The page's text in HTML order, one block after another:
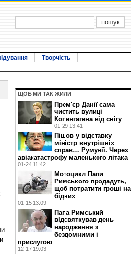
Творчість
ЩОБ МИ ТАК ЖИЛИ
Прем'єр Данії сама
чистить вулиці
Копенгагена від снігу
01-29 13:41
Пішов у відставку
міністр внутрішніх
справ… Румунії. Через
авіакатастрофу маленького літака
01-24 11:42
Мотоцикл Папи
Римського продадуть,
щоб потратити гроші на
бідних
01-15 13:09
Папа Римський
відсвяткував день
народження з
бездомними і
прислугою
12-17 19:03